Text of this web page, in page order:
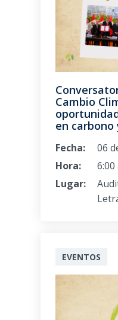
Cambio
en
Fecha:
06
Hora:
6:00
Lugar:
EVENTOS